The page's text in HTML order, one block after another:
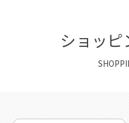
ショッピ